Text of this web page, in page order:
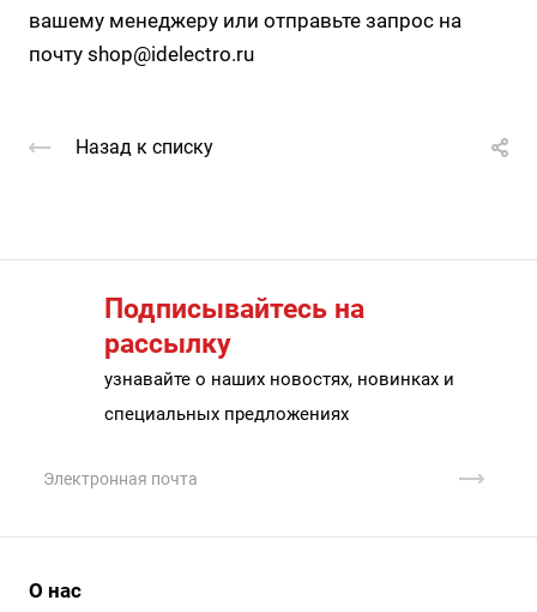
вашему менеджеру или отправьте запрос на
почту shop@idelectro.ru
Назад к списку
Подписывайтесь на
рассылку
узнавайте о наших новостях, новинках и
специальных предложениях
О нас